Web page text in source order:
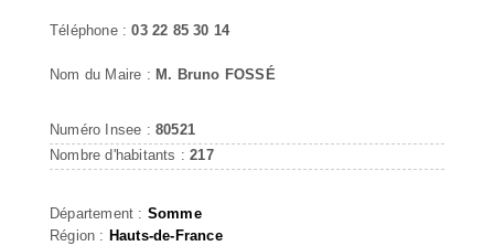
Téléphone :03 22 85 30 14
Nom du Maire : M. Bruno FOSSÉ
Numéro Insee : 80521
Nombre d'habitants :217
Département : Somme
Région : Hauts-de-France